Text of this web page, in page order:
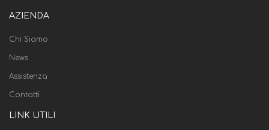
AZIENDA
Chi Siamo
News
Assistenza
Contatti
LINK UTILI